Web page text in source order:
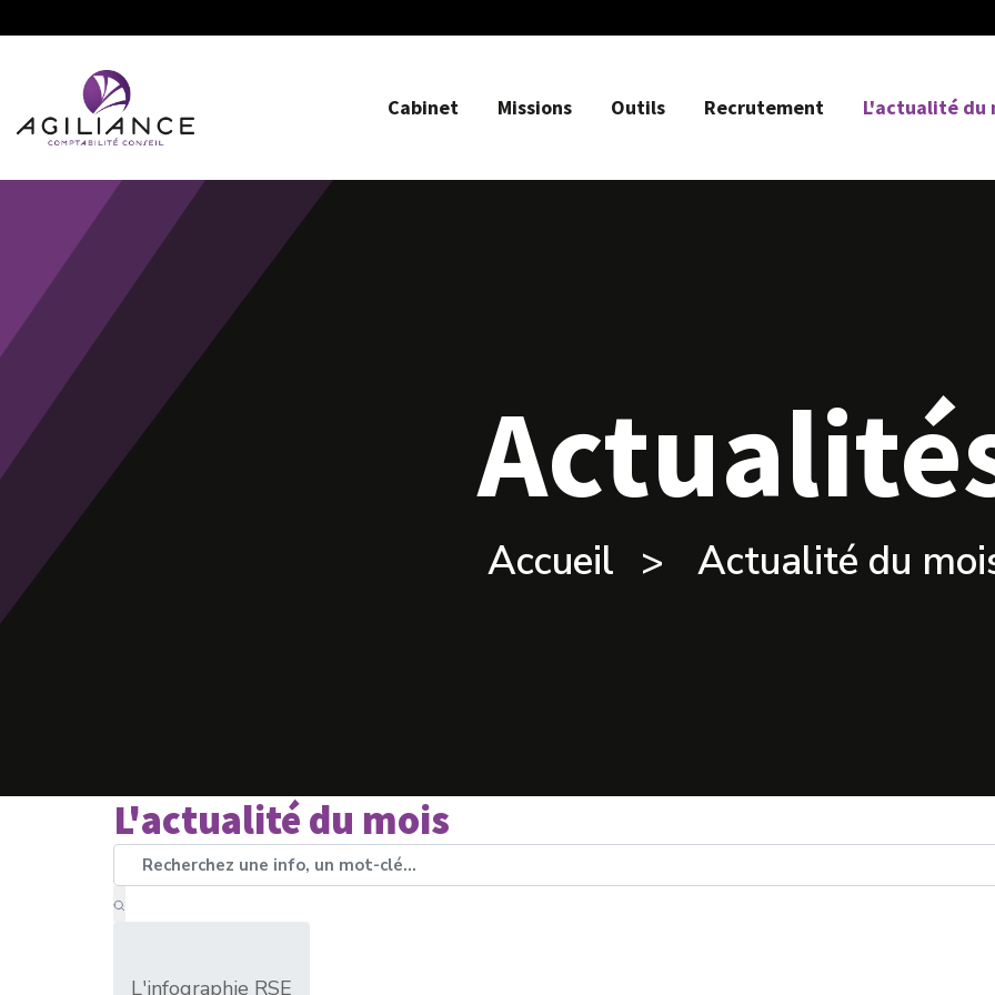
Cabinet Missions Outils Recrutement L'actualité du
Accueil Actualité du
L'actualité du mois
L'infographie RSE